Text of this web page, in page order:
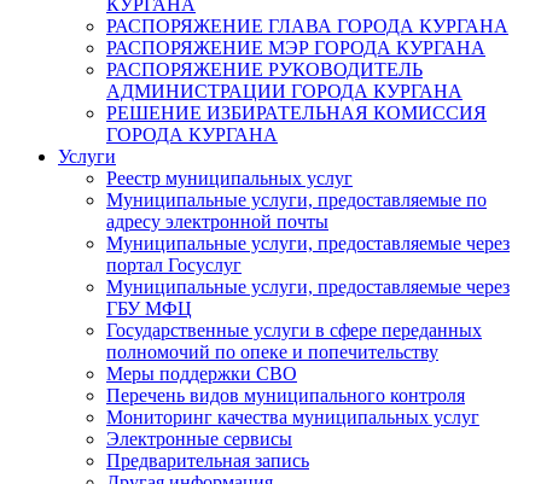
КУРГАНА
РАСПОРЯЖЕНИЕ ГЛАВА ГОРОДА КУРГАНА
РАСПОРЯЖЕНИЕ МЭР ГОРОДА КУРГАНА
РАСПОРЯЖЕНИЕ РУКОВОДИТЕЛЬ
АДМИНИСТРАЦИИ ГОРОДА КУРГАНА
РЕШЕНИЕ ИЗБИРАТЕЛЬНАЯ КОМИССИЯ
ГОРОДА КУРГАНА
Услуги
Реестр муниципальных услуг
Муниципальные услуги, предоставляемые по
адресу электронной почты
Муниципальные услуги, предоставляемые через
портал Госуслуг
Муниципальные услуги, предоставляемые через
ГБУ МФЦ
Государственные услуги в сфере переданных
полномочий по опеке и попечительству
Меры поддержки СВО
Перечень видов муниципального контроля
Мониторинг качества муниципальных услуг
Электронные сервисы
Предварительная запись